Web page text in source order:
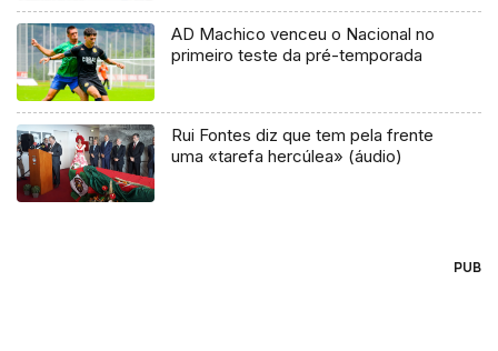
AD Machico venceu o Nacional no
primeiro teste da pré-temporada
Rui Fontes diz que tem pela frente
uma «tarefa hercúlea» (áudio)
PUB